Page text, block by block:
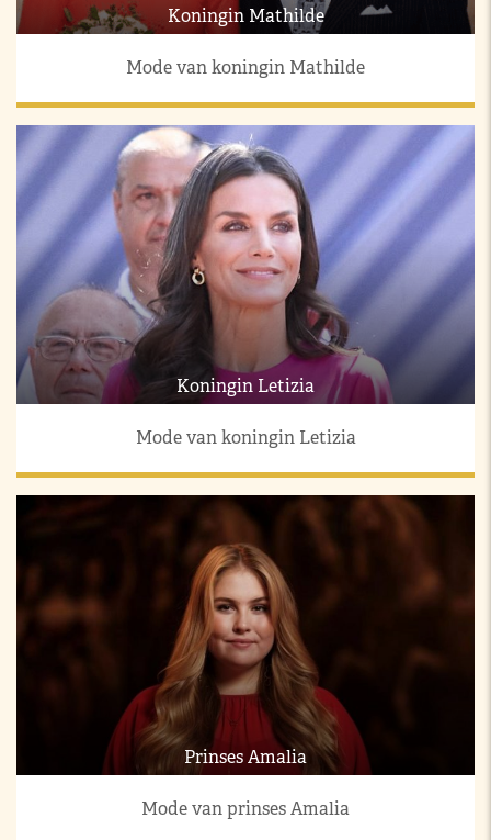
Koningin Mathilde
Mode van koningin Mathilde
Koningin Letizia
Mode van koningin Letizia
Prinses Amalia
Mode van prinses Amalia